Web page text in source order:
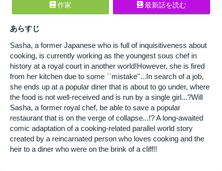
作家 最新話を読む
あらすじ
Sasha, a former Japanese who is full of inquisitiveness about
cooking, is currently working as the youngest sous chef in
history at a royal court in another world!However, she is fired
from her kitchen due to some ``mistake''...In search of a job,
she ends up at a popular diner that is about to go under, where
the food is not well-received and is run by a single girl...?Will
Sasha, a former royal chef, be able to save a popular
restaurant that is on the verge of collapse...!? A long-awaited
comic adaptation of a cooking-related parallel world story
created by a reincarnated person who loves cooking and the
heir to a diner who were on the brink of a cliff!!